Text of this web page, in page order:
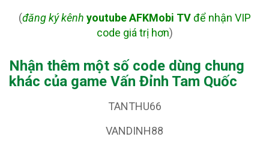
(đăng ký kênh youtube AFKMobi TVđể nhận VIP
code giá trị hơn)
Nhận thêm một số code dùng chung
khác của game Vấn Đỉnh Tam Quốc
TANTHU66
VANDINH88